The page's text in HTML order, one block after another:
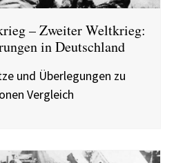
– Zweiter Weltkrieg:
in Deutschland
und Überlegungen zu
Vergleich